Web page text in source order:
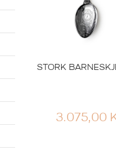
STORK
3.075,00